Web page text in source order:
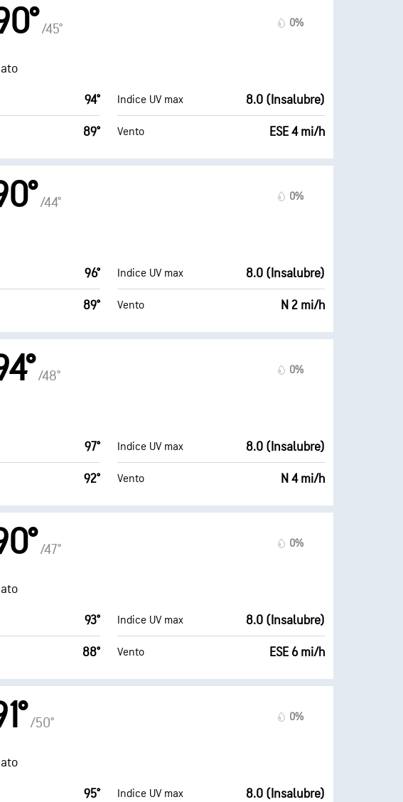
/45° 0%
94°
89°
Indice UV max 8.0 (Insalubre)
Vento ESE 4 mi/h
/44° 0%
96°
89°
Indice UV max 8.0 (Insalubre)
Vento N 2 mi/h
/48° 0%
97°
92°
Indice UV max 8.0 (Insalubre)
Vento N 4 mi/h
/47° 0%
93°
88°
Indice UV max 8.0 (Insalubre)
Vento ESE 6 mi/h
/50° 0%
95° Indice UV max 8.0 (Insalubre)